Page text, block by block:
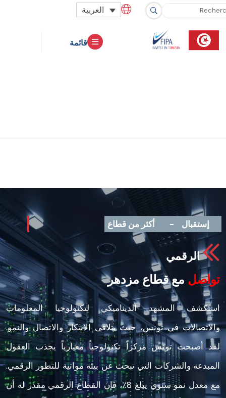
العربية
قائمة
إستقبال - أكثر من قطاع
الرقمي
مع قطاع مزدهر
المشهد الديناميكي لتكنولوجيا المعلومات
في تونس، حيث يتلاقى الابتكار والاتصال والنمو.
أصبحت تونس مركزاً تكنولوجياً معيارياً يجذب العقول
والشركات التي تبحث عن بيئة مواتية للتطور الرقمي.
مع معدل نمو سنوي يبلغ 8٪، فإن القطاع الرقمي مقدر له أن